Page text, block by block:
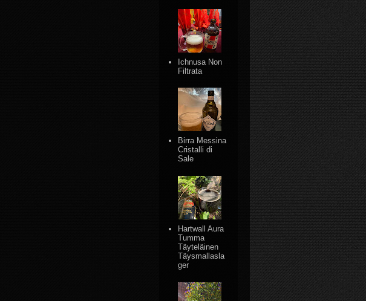
Ichnusa Non
Filtrata
Birra Messina
Cristalli di
Sale
Hartwall Aura
Tumma
Täyteläinen
Täysmallasla
ger